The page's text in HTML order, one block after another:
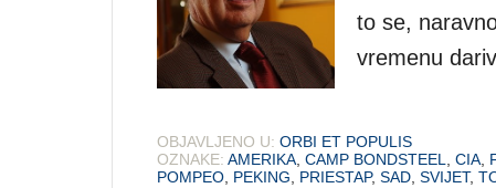
to se,
vremenu
OBJAVLJENO U: ORBI ET POPULIS
OZNAKE: AMERIKA CAMP BONDSTEEL CIA
POMPEO PEKING PRIESTAP, SAD SVIJET,